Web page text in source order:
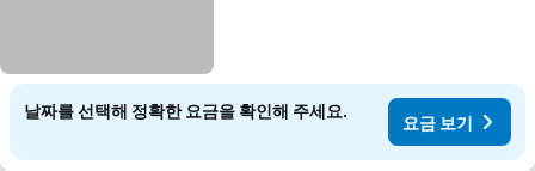
날짜를 선택해 정확한 요금을 확인해 주세요.
요금 보기